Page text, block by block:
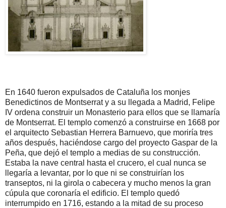
En 1640 fueron expulsados de Cataluña los monjes
Benedictinos de Montserrat y a su llegada a Madrid, Felipe
IV ordena construir un Monasterio para ellos que se llamaría
de Montserrat. El templo comenzó a construirse en 1668 por
el arquitecto Sebastian Herrera Barnuevo, que moriría tres
años después, haciéndose cargo del proyecto Gaspar de la
Peña, que dejó el templo a medias de su construcción.
Estaba la nave central hasta el crucero, el cual nunca se
llegaría a levantar, por lo que ni se construirían los
transeptos, ni la girola o cabecera y mucho menos la gran
cúpula que coronaría el edificio. El templo quedó
interrumpido en 1716, estando a la mitad de su proceso